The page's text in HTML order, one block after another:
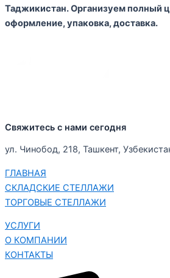
Таджикистан. Организуем полный
оформление, упаковка, доставка.
Свяжитесь с нами сегодня
ул. Чинобод, 218, Ташкент,
ГЛАВНАЯ
СКЛАДСКИЕ СТЕЛЛАЖИ
ТОРГОВЫЕ СТЕЛЛАЖИ
УСЛУГИ
О КОМПАНИИ
КОНТАКТЫ